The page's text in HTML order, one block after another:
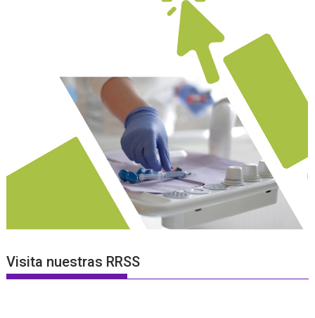
Visita nuestras RRSS